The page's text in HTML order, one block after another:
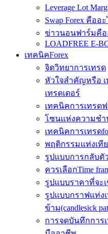
Leverage Lot
Swap Forex คืออะ
ข่าวนอนฟาร์มคืออ
LOADFREE E-
เทคนิคForex
จิตวิทยาการเทรด
หัวใจสำคัญหรือ เ
เทรดเดอร์
เทคนิคการเทรด
โซนแห่งความชำ
เทคนิคการเทรด
พฤติกรรมแท่งเทีย
รูปแบบการกลับตั
ควรเลือกTime
รูปแบบราคาที่จะเ
รูปแบบกราฟแท่
ข้าม(candlesick
การจดบันทึกการ